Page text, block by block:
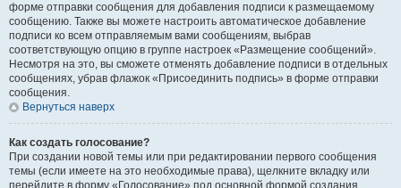
форме отправки сообщения для добавления подписи к размещаемому
сообщению. Также вы можете настроить автоматическое добавление
подписи ко всем отправляемым вами сообщениям, выбрав
соответствующую опцию в группе настроек «Размещение сообщений».
Несмотря на это, вы сможете отменять добавление подписи в отдельных
сообщениях, убрав флажок «Присоединить подпись» в форме отправки
сообщения.
Вернуться наверх
Как создать голосование?
При создании новой темы или при редактировании первого сообщения
темы (если имеете на это необходимые права), щелкните вкладку или
перейдите в форму «Голосование» под основной формой создания